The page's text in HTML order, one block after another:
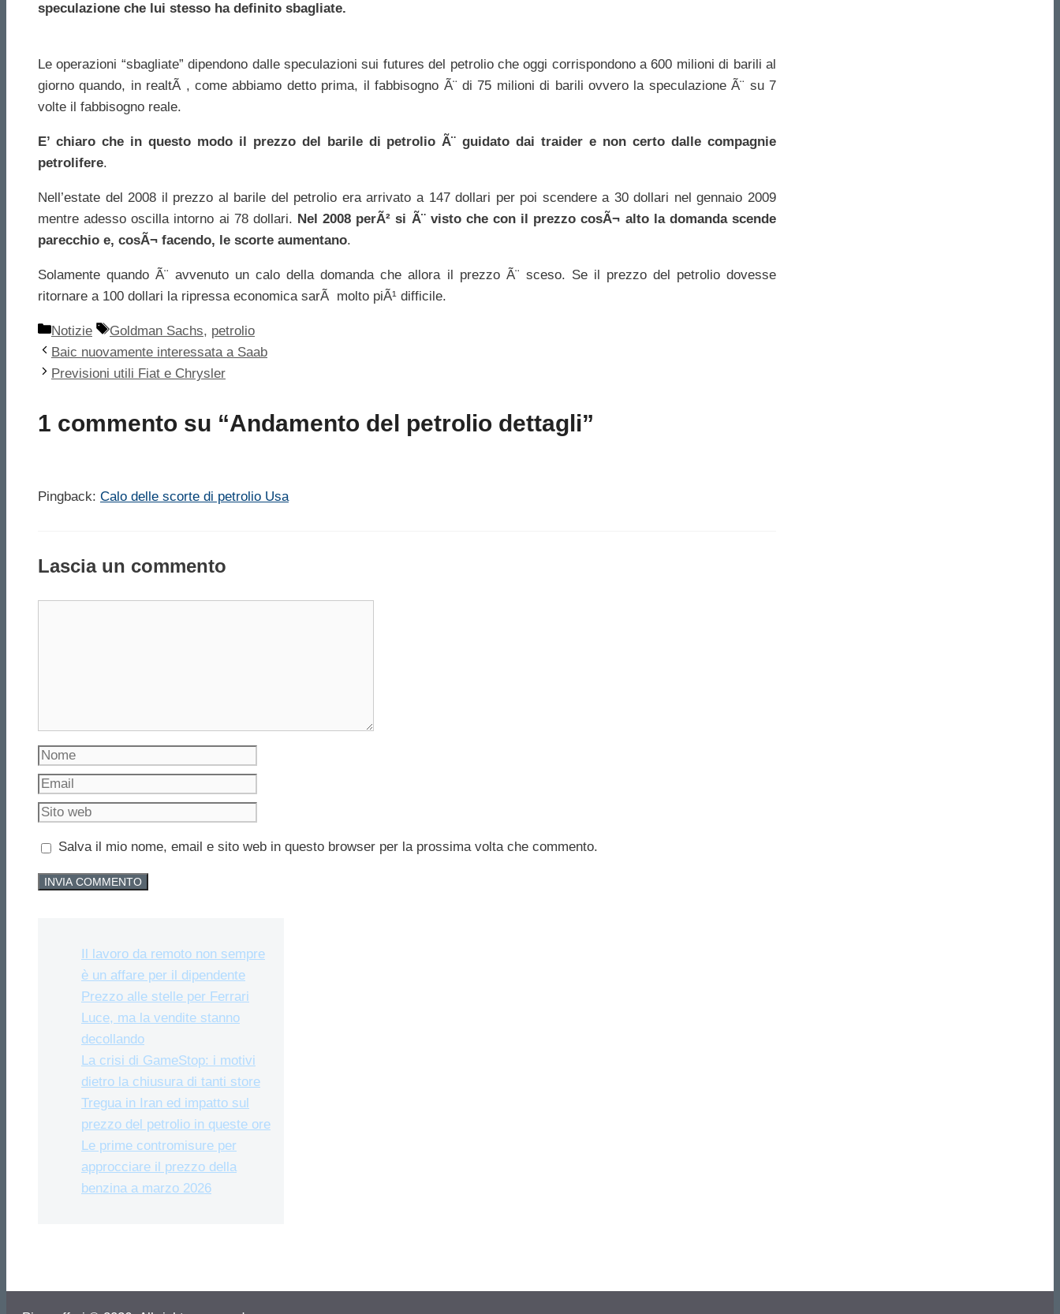
speculazione che lui stesso ha definito sbagliate.
Le operazioni “sbagliate” dipendono dalle speculazioni sui futures del petrolio che oggi corrispondono a 600 milioni di barili al
giorno quando, in realtÃ , come abbiamo detto prima, il fabbisogno Ã¨ di 75 milioni di barili ovvero la speculazione Ã¨ su 7
volte il fabbisogno reale.
E’ chiaro che in questo modo il prezzo del barile di petrolio Ã¨ guidato dai traider e non certo dalle compagnie
petrolifere.
Nell’estate del 2008 il prezzo al barile del petrolio era arrivato a 147 dollari per poi scendere a 30 dollari nel gennaio 2009
mentre adesso oscilla intorno ai 78 dollari. Nel 2008 perÃ² si Ã¨ visto che con il prezzo cosÃ¬ alto la domanda scende
parecchio e, cosÃ¬ facendo, le scorte aumentano.
Solamente quando Ã¨ avvenuto un calo della domanda che allora il prezzo Ã¨ sceso. Se il prezzo del petrolio dovesse
ritornare a 100 dollari la ripressa economica sarÃ molto piÃ¹ difficile.
Categorie
Notizie Tag
Goldman Sachs, petrolio
Baic nuovamente interessata a Saab
Previsioni utili Fiat e Chrysler
1 commento su “Andamento del petrolio dettagli”
Pingback: Calo delle scorte di petrolio Usa
Lascia un commento
Nome
Email
Sito
Salva il mio nome, email e sito web in questo browser per la prossima volta che commento.
Il lavoro da remoto non sempre
è un affare per il dipendente
Prezzo alle stelle per Ferrari
Luce, ma la vendite stanno
decollando
La crisi di GameStop: i motivi
dietro la chiusura di tanti store
Tregua in Iran ed impatto sul
prezzo del petrolio in queste ore
Le prime contromisure per
approcciare il prezzo della
benzina a marzo 2026